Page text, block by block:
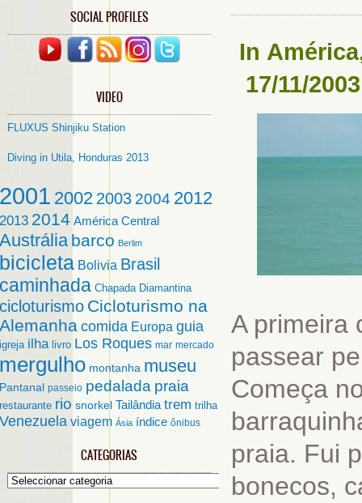
SOCIAL PROFILES
VIDEO
FLUXUS Shinjiku Station
Diving in Utila, Honduras 2013
2001 2002 2003 2004 2012
2013 2014 América Central
Austrália barco Berlim
bicicleta Bolivia Brasil
caminhada Chapada Diamantina
cicloturismo Cicloturismo na
Alemanha comida Europa guia
igreja ilha livro Los Roques mar mercado
mergulho montanha museu
Pantanal passeio pedalada praia
restaurante rio snorkel Tailândia trem trilha
Venezuela viagem Ásia índice ônibus
CATEGORIAS
Categorias
In América
17/11/2003
A primeira
passear
Começa
praia. Fui
bonecos,